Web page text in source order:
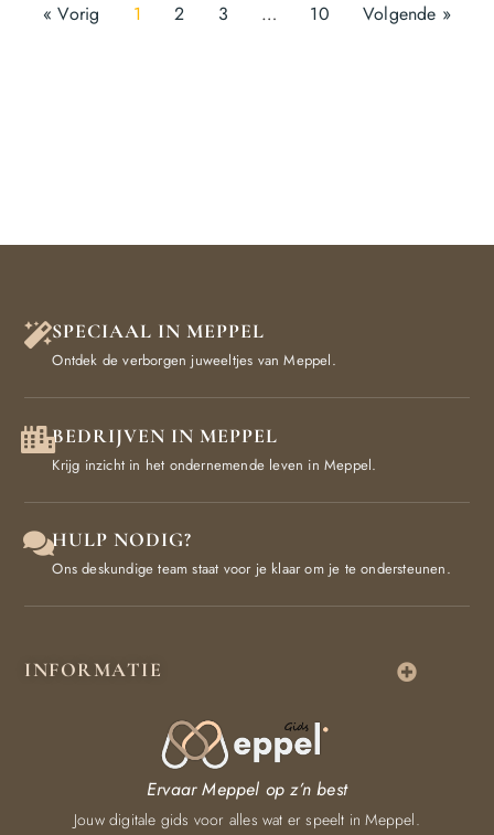
« Vorig 1 2 3 … 10 Volgende »
SPECIAAL IN MEPPEL
Ontdek de verborgen juweeltjes van Meppel.
BEDRIJVEN IN MEPPEL
Krijg inzicht in het ondernemende leven in Meppel.
HULP NODIG?
Ons deskundige team staat voor je klaar om je te ondersteunen.
INFORMATIE
Ervaar Meppel op z’n best
Jouw digitale gids voor alles wat er speelt in Meppel.